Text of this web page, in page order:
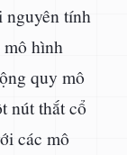
nguyên tính
hình
quy mô
nút thắt cổ
các mô